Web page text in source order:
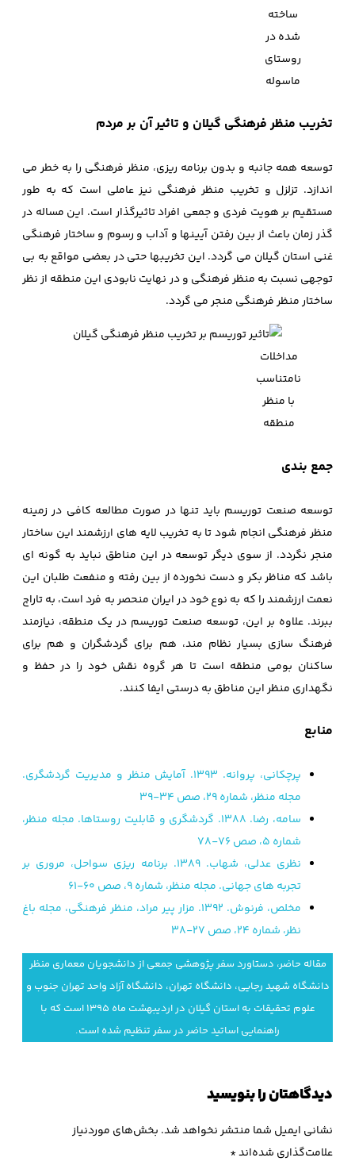
ساخته
شده در
روستای
ماسوله
تخریب منظر فرهنگی گیلان و تاثیر آن بر مردم
توسعه همه جانبه و بدون برنامه ریزی، منظر فرهنگی را به خطر می
اندازد. تزلزل و تخریب منظر فرهنگی نیز عاملی است که به طور
مستقیم بر هویت فردی و جمعی افراد تاثیرگذار است. این مساله در
گذر زمان باعث از بین رفتن آیینها و آداب و رسوم و ساختار فرهنگی
غنی استان گیلان می گردد. این تخریبها حتی در بعضی مواقع به بی
توجهی نسبت به منظر فرهنگی و در نهایت نابودی این منطقه از نظر
ساختار منظر فرهنگی منجر می گردد.
مداخلات
نامتناسب
با منظر
منطقه
جمع بندی
توسعه صنعت توریسم باید تنها در صورت مطالعه کافی در زمینه
منظر فرهنگی انجام شود تا به تخریب لایه های ارزشمند این ساختار
منجر نگردد. از سوی دیگر توسعه در این مناطق نباید به گونه ای
باشد که مناظر بکر و دست نخورده از بین رفته و منفعت طلبان این
نعمت ارزشمند را که به نوع خود در ایران منحصر به فرد است، به تاراج
ببرند. علاوه بر این، توسعه صنعت توریسم در یک منطقه، نیازمند
فرهنگ سازی بسیار نظام مند، هم برای گردشگران و هم برای
ساکنان بومی منطقه است تا هر گروه نقش خود را در حفظ و
نگهداری منظر این مناطق به درستی ایفا کنند.
منابع
پرچکانی، پروانه. 1393. آمایش منظر و مدیریت گردشگری.
مجله منظر، شماره 29، صص 34-39
سامه، رضا. 1388. گردشگری و قابلیت روستاها. مجله منظر،
شماره 5، صص 76-78
نظری عدلی، شهاب. 1389. برنامه ریزی سواحل، مروری بر
تجربه های جهانی. مجله منظر، شماره 9، صص 60-61
مخلص، فرنوش. 1392. مزار پیر مراد، منظر فرهنگی، مجله باغ
نظر، شماره 24، صص 27-38
مقاله­ حاضر، دستاورد سفر پژوهشی جمعی از دانشجویان معماری منظر
دانشگاه شهید رجایی، دانشگاه تهران، دانشگاه آزاد واحد تهران جنوب و
علوم تحقیقات به استان گیلان در اردیبهشت ماه ۱۳۹۵ است که با
راهنمایی اساتید حاضر در سفر تنظیم شده است.
دیدگاهتان را بنویسید
نشانی ایمیل شما منتشر نخواهد شد. بخش‌های موردنیاز
علامت‌گذاری شده‌اند*